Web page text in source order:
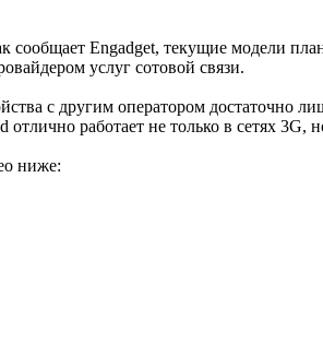
сообщает Engadget, текущие модели
услуг сотовой связи.
с другим оператором достаточно
отлично работает не только в сетях 3G,
ниже: